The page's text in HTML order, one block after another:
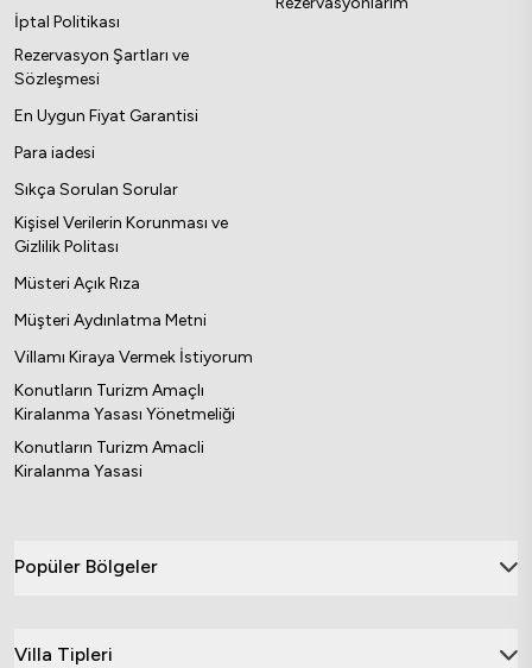
İptal Politikası
Rezervasyon Şartları ve
Sözleşmesi
En Uygun Fiyat Garantisi
Para iadesi
Sıkça Sorulan Sorular
Kişisel Verilerin Korunması ve
Gizlilik Politası
Müsteri Açık Rıza
Müşteri Aydınlatma Metni
Villamı Kiraya Vermek İstiyorum
Konutların Turizm Amaçlı
Kiralanma Yasası Yönetmeliği
Konutların Turizm Amacli
Kiralanma Yasasi
Popüler Bölgeler
Villa Tipleri